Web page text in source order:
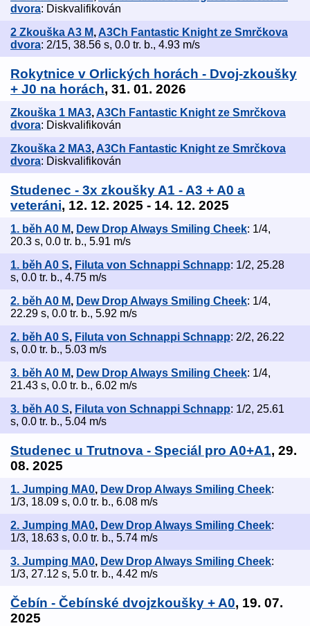
dvora: Diskvalifikován
2 Zkouška A3 M, A3Ch Fantastic Knight ze Smrčkova
dvora: 2/15, 38.56 s, 0.0 tr. b., 4.93 m/s
Rokytnice v Orlických horách - Dvoj-zkoušky
+ J0 na horách, 31. 01. 2026
Zkouška 1 MA3,A3Ch Fantastic Knight ze Smrčkova
dvora: Diskvalifikován
Zkouška 2 MA3, A3Ch Fantastic Knight ze Smrčkova
dvora: Diskvalifikován
Studenec - 3x zkoušky A1 - A3 + A0 a
veteráni, 12. 12. 2025 - 14. 12. 2025
1. běh A0 M, Dew Drop Always Smiling Cheek: 1/4,
20.3 s, 0.0 tr. b., 5.91 m/s
1. běh A0 S, Filuta von Schnappi Schnapp: 1/2, 25.28
s, 0.0 tr. b., 4.75 m/s
2. běh A0 M, Dew Drop Always Smiling Cheek: 1/4,
22.29 s, 0.0 tr. b., 5.92 m/s
2. běh A0 S, Filuta von Schnappi Schnapp: 2/2, 26.22
s, 0.0 tr. b., 5.03 m/s
3. běh A0 M, Dew Drop Always Smiling Cheek: 1/4,
21.43 s, 0.0 tr. b., 6.02 m/s
3. běh A0 S, Filuta von Schnappi Schnapp: 1/2, 25.61
s, 0.0 tr. b., 5.04 m/s
Studenec u Trutnova - Speciál pro A0+A1, 29.
08. 2025
1. Jumping MA0, Dew Drop Always Smiling Cheek:
1/3, 18.09 s, 0.0 tr. b., 6.08 m/s
2. Jumping MA0, Dew Drop Always Smiling Cheek:
1/3, 18.63 s, 0.0 tr. b., 5.74 m/s
3. Jumping MA0, Dew Drop Always Smiling Cheek:
1/3, 27.12 s, 5.0 tr. b., 4.42 m/s
Čebín - Čebínské dvojzkoušky + A0, 19. 07.
2025